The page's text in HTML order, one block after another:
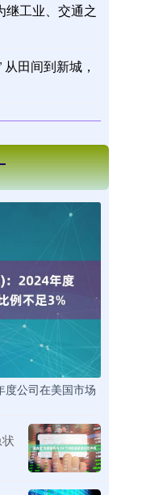
继工业、交通之
田间到新城，
公司在美国市场